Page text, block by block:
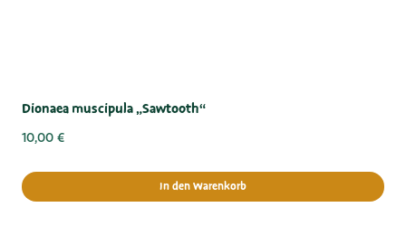
Dionaea muscipula „Sawtooth“
10,00 €
In den Warenkorb